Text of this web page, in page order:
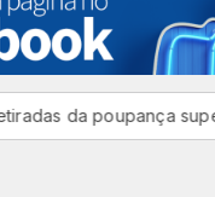
da poupança